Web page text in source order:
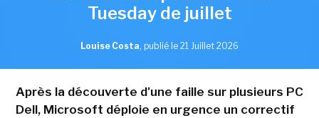
Tuesday de juillet
Louise Costa, publié le 21 Juillet 2026
Après la découverte d'une faille sur plusieurs PC
Dell, Microsoft déploie en urgence un correctif